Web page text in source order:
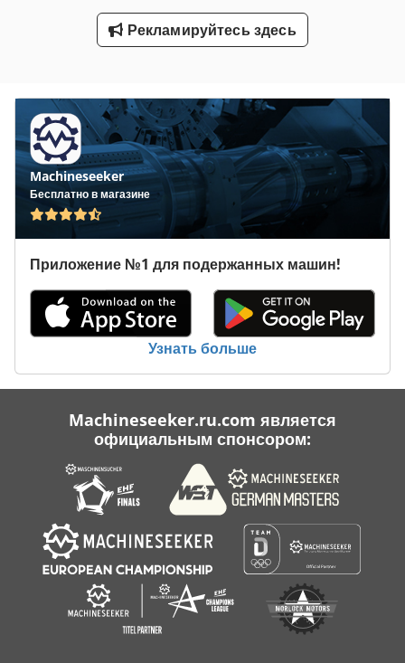
Транспортные Тележки
Транспортные Ящики
Рекламируйтесь здесь
Machineseeker
Бесплатно в магазине
Приложение №1 для подержанных машин!
Узнать больше
Machineseeker.ru.com является
официальным спонсором: